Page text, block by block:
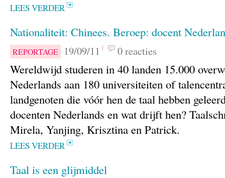
LEES VERDER
Nationaliteit: Chinees. Beroep: docent
REPORTAGE 19/09/11 0 reacties
Wereldwijd studeren in 40 landen 15.000
Nederlands aan 180 universiteiten of
landgenoten die vóór hen de taal hebben
docenten Nederlands en wat drijft hen?
Mirela, Yanjing, Krisztina en Patrick.
LEES VERDER
Taal is een glijmiddel